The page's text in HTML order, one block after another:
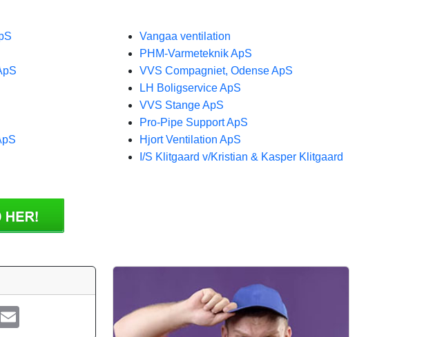
Vangaa ventilation
PHM-Varmeteknik ApS
VVS Compagniet, Odense ApS
LH Boligservice ApS
VVS Stange ApS
Pro-Pipe Support ApS
Hjort Ventilation ApS
I/S Klitgaard v/Kristian & Kasper Klitgaard
E